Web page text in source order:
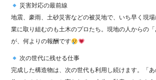
災害対応の最前線
地震、豪雨、土砂災害などの被災地で、いち早く現
業に取り組むのも土木のプロたち。現地の人からの
が、何よりの報酬です
次の世代に残せる仕事
完成した構造物は、次の世代も利用し続けます。「